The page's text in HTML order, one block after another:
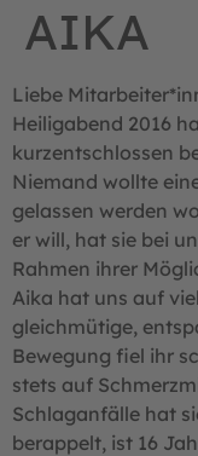
AIKA
Liebe
Heiligabend 2016
kurzentschlossen
Niemand wollte
gelassen werden
er will, hat sie bei
Rahmen ihrer
Aika hat uns auf
gleichmütige,
Bewegung fiel ihr
stets auf
Schlaganfälle hat
berappelt, ist 16